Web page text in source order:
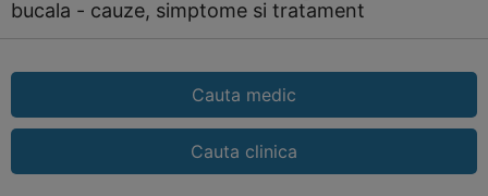
bucala - cauze, simptome si tratament
Cauta medic
Cauta clinica